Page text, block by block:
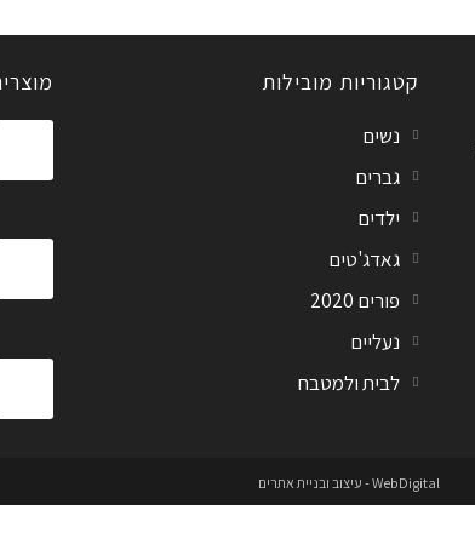
קטגוריות מובילות
נשים
גברים
ילדים
גאדג'טים
פורים 2020
נעליים
לבית ולמטבח
WebDigital- עיצוב ובניית אתרים